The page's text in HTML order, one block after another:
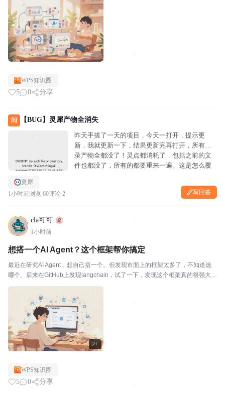
I工作流。不用写代码，不用处理复...
WPS知识圈
5 0 分享
问 【BUG】灵犀产物全消失
昨天手搓了一天的项目，今天一打开，提示更
新，我就更新一下，结果更新完再打开，所有记
录产物全都没了！灵点都消耗了，包括之前的文
件也都没了，所有的都要重来一遍。这是怎么覆
灵犀
1小时前浏览 60评论 2 写回答
cla可可
1小时前
2+
想搭一个AI Agent？这个框架帮你搞定
最近在研究AI Agent，想自己搭一个。但发现市面上的框架太多了，不知道选
哪个。后来在GitHub上发现langchain，试了一下，发现这个框架真的很强大。
🔥 langchain是一个Agent工程平台，让你能快速搭建AI Agent。我试了一下，
WPS知识圈
5 0 分享